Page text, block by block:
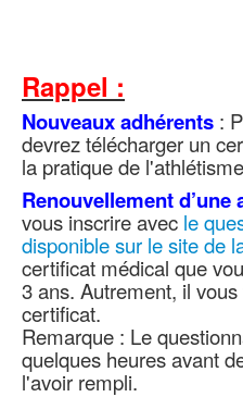
Rappel :
Nouveaux adhérents :
devrez télécharger un
la pratique de
Renouvellement d’une
vous inscrire avec le
disponible sur le site de
certificat médical que
3 ans. Autrement, il
certificat.
Remarque : Le
quelques heures avant
l'avoir rempli.